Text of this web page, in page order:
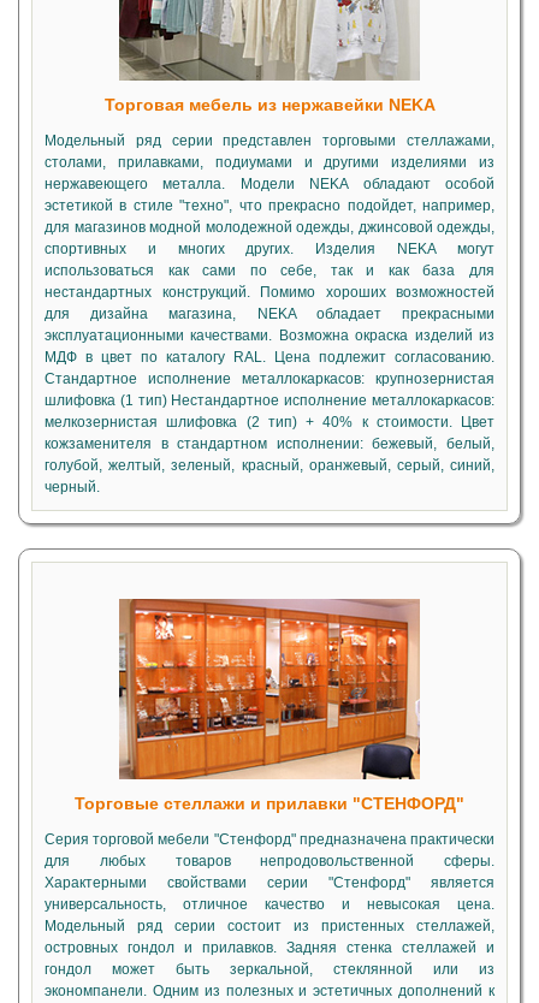
Торговая мебель из нержавейки NEKA
Модельный ряд серии представлен торговыми стеллажами,
столами, прилавками, подиумами и другими изделиями из
нержавеющего металла. Модели NEKA обладают особой
эстетикой в стиле "техно", что прекрасно подойдет, например,
для магазинов модной молодежной одежды, джинсовой одежды,
спортивных и многих других. Изделия NEKA могут
использоваться как сами по себе, так и как база для
нестандартных конструкций. Помимо хороших возможностей
для дизайна магазина, NEKA обладает прекрасными
эксплуатационными качествами. Возможна окраска изделий из
МДФ в цвет по каталогу RAL. Цена подлежит согласованию.
Стандартное исполнение металлокаркасов: крупнозернистая
шлифовка (1 тип) Нестандартное исполнение металлокаркасов:
мелкозернистая шлифовка (2 тип) + 40% к стоимости. Цвет
кожзаменителя в стандартном исполнении: бежевый, белый,
голубой, желтый, зеленый, красный, оранжевый, серый, синий,
черный.
Торговые стеллажи и прилавки "СТЕНФОРД"
Серия торговой мебели "Стенфорд" предназначена практически
для любых товаров непродовольственной сферы.
Характерными свойствами серии "Стенфорд" является
универсальность, отличное качество и невысокая цена.
Модельный ряд серии состоит из пристенных стеллажей,
островных гондол и прилавков. Задняя стенка стеллажей и
гондол может быть зеркальной, стеклянной или из
экономпанели. Одним из полезных и эстетичных дополнений к